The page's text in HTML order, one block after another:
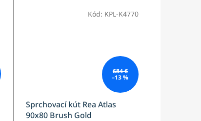
684 €
–13 %
Sprchovací kút Rea Atlas
90x80 Brush Gold
Kód: KPL-K4770